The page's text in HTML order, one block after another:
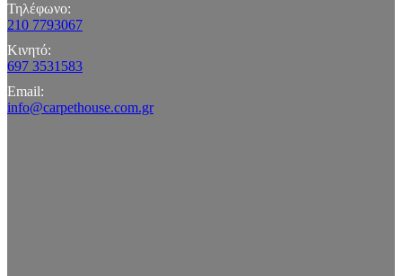
Τηλέφωνο:
210 7793067
Κινητό:
697 3531583
Email:
info@carpethouse.com.gr